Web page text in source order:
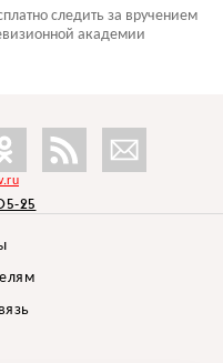
следить за вручением
академии
25